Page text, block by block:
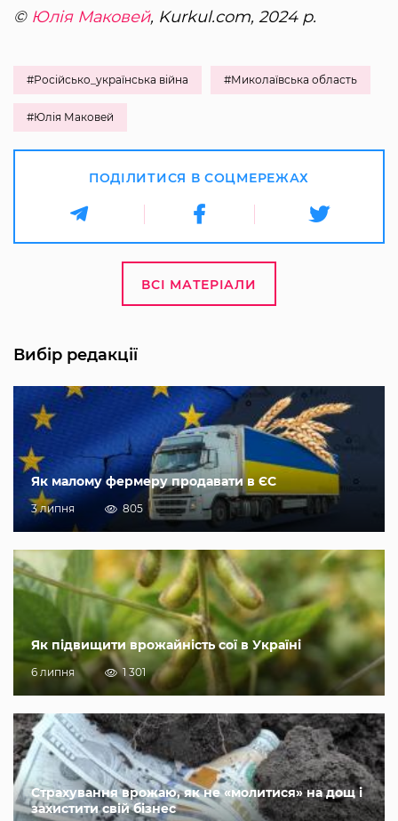
© Юлія Маковей, Kurkul.com, 2024 р.
#Російсько_українська війна #Миколаївська область
#Юлія Маковей
ПОДІЛИТИСЯ В СОЦМЕРЕЖАХ
ВСІ МАТЕРІАЛИ
Вибір редакції
Як малому фермеру продавати в ЄС
3 липня 805
Як підвищити врожайність сої в Україні
6 липня 1 301
Страхування врожаю, як не «молитися» на дощ і
захистити свій бізнес